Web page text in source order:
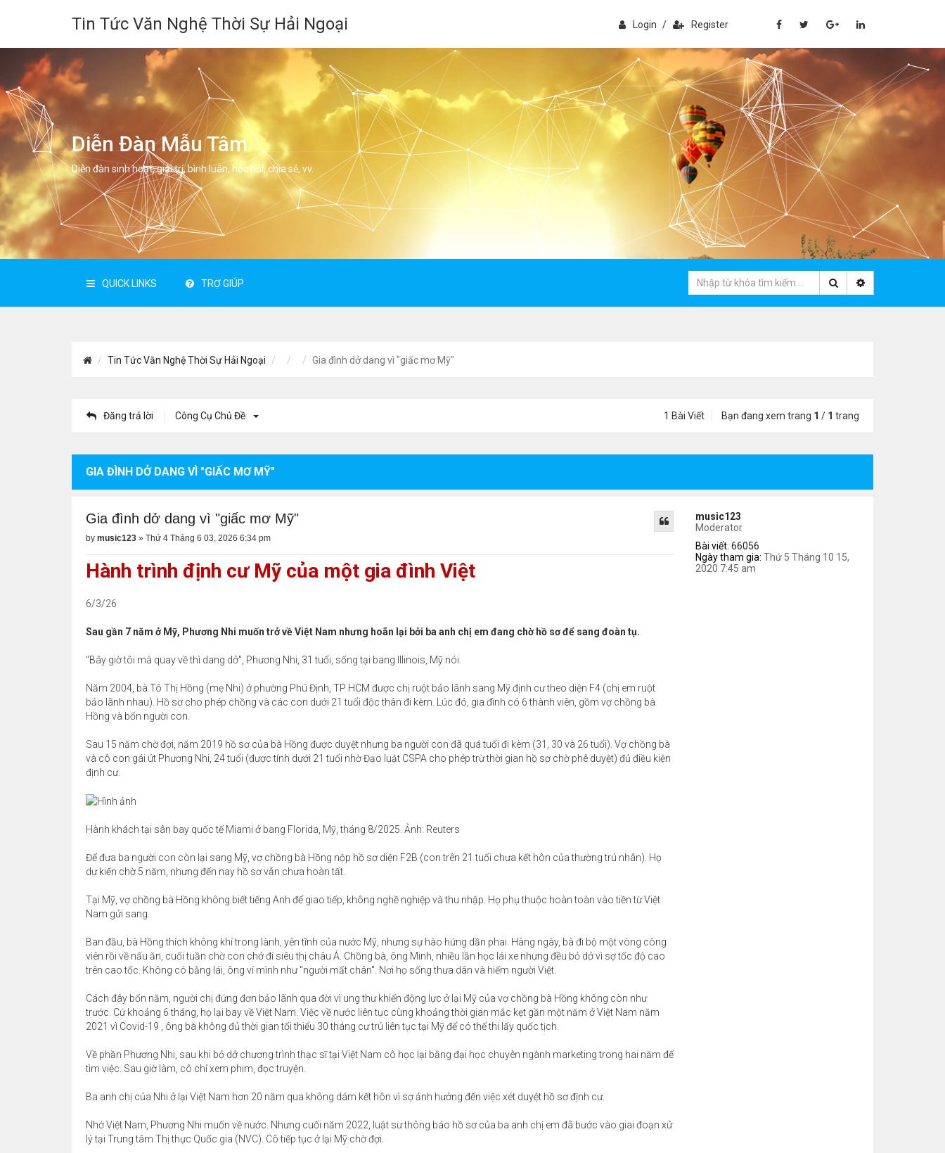
Tin Tức Văn Nghệ Thời Sự Hải Ngoại Login / Register
Diễn Đàn Mẫu Tâm
Diễn đàn sinh hoạt, giải trí, bình luân, học hỏi, chia sẻ, vv.
QUICK LINKS TRỢ GIÚP
Tin Tức Văn Nghệ Thời Sự Hải Ngoại Gia đình dở dang vì "giấc mơ Mỹ"
Đăng trả lời Công Cụ Chủ Đề 1 Bài Viết Bạn đang xem trang 1 / 1 trang
GIA ĐÌNH DỞ DANG VÌ "GIẤC MƠ MỸ"
music123
Moderator
Bài viết: 66056
Ngày tham gia: Thứ 5 Tháng 10 15,
2020 7:45 am
Gia đình dở dang vì "giấc mơ Mỹ"
by music123 » Thứ 4 Tháng 6 03, 2026 6:34 pm
Hành trình định cư Mỹ của một gia đình Việt
6/3/26
Sau gần 7 năm ở Mỹ, Phương Nhi muốn trở về Việt Nam nhưng hoãn lại bởi ba anh chị em đang chờ hồ sơ để sang đoàn tụ.
"Bây giờ tôi mà quay về thì dang dở", Phương Nhi, 31 tuổi, sống tại bang Illinois, Mỹ nói.
Năm 2004, bà Tô Thị Hồng (mẹ Nhi) ở phường Phú Định, TP HCM được chị ruột bảo lãnh sang Mỹ định cư theo diện F4 (chị em ruột
bảo lãnh nhau). Hồ sơ cho phép chồng và các con dưới 21 tuổi độc thân đi kèm. Lúc đó, gia đình có 6 thành viên, gồm vợ chồng bà
Hồng và bốn người con.
Sau 15 năm chờ đợi, năm 2019 hồ sơ của bà Hồng được duyệt nhưng ba người con đã quá tuổi đi kèm (31, 30 và 26 tuổi). Vợ chồng bà
và cô con gái út Phương Nhi, 24 tuổi (được tính dưới 21 tuổi nhờ Đạo luật CSPA cho phép trừ thời gian hồ sơ chờ phê duyệt) đủ điều kiện
định cư.
Hành khách tại sân bay quốc tế Miami ở bang Florida, Mỹ, tháng 8/2025. Ảnh: Reuters
Để đưa ba người con còn lại sang Mỹ, vợ chồng bà Hồng nộp hồ sơ diện F2B (con trên 21 tuổi chưa kết hôn của thường trú nhân). Họ
dự kiến chờ 5 năm, nhưng đến nay hồ sơ vẫn chưa hoàn tất.
Tại Mỹ, vợ chồng bà Hồng không biết tiếng Anh để giao tiếp, không nghề nghiệp và thu nhập. Họ phụ thuộc hoàn toàn vào tiền từ Việt
Nam gửi sang.
Ban đầu, bà Hồng thích không khí trong lành, yên tĩnh của nước Mỹ, nhưng sự hào hứng dần phai. Hàng ngày, bà đi bộ một vòng công
viên rồi về nấu ăn, cuối tuần chờ con chở đi siêu thị châu Á. Chồng bà, ông Minh, nhiều lần học lái xe nhưng đều bỏ dở vì sợ tốc độ cao
trên cao tốc. Không có bằng lái, ông ví mình như "người mất chân". Nơi họ sống thưa dân và hiếm người Việt.
Cách đây bốn năm, người chị đứng đơn bảo lãnh qua đời vì ung thư khiến động lực ở lại Mỹ của vợ chồng bà Hồng không còn như
trước. Cứ khoảng 6 tháng, họ lại bay về Việt Nam. Việc về nước liên tục cùng khoảng thời gian mắc kẹt gần một năm ở Việt Nam năm
2021 vì Covid-19 , ông bà không đủ thời gian tối thiểu 30 tháng cư trú liên tục tại Mỹ để có thể thi lấy quốc tịch.
Về phần Phương Nhi, sau khi bỏ dở chương trình thạc sĩ tại Việt Nam cô học lại bằng đại học chuyên ngành marketing trong hai năm để
tìm việc. Sau giờ làm, cô chỉ xem phim, đọc truyện.
Ba anh chị của Nhi ở lại Việt Nam hơn 20 năm qua không dám kết hôn vì sợ ảnh hưởng đến việc xét duyệt hồ sơ định cư.
Nhớ Việt Nam, Phương Nhi muốn về nước. Nhưng cuối năm 2022, luật sư thông báo hồ sơ của ba anh chị em đã bước vào giai đoạn xử
lý tại Trung tâm Thị thực Quốc gia (NVC). Cô tiếp tục ở lại Mỹ chờ đợi.